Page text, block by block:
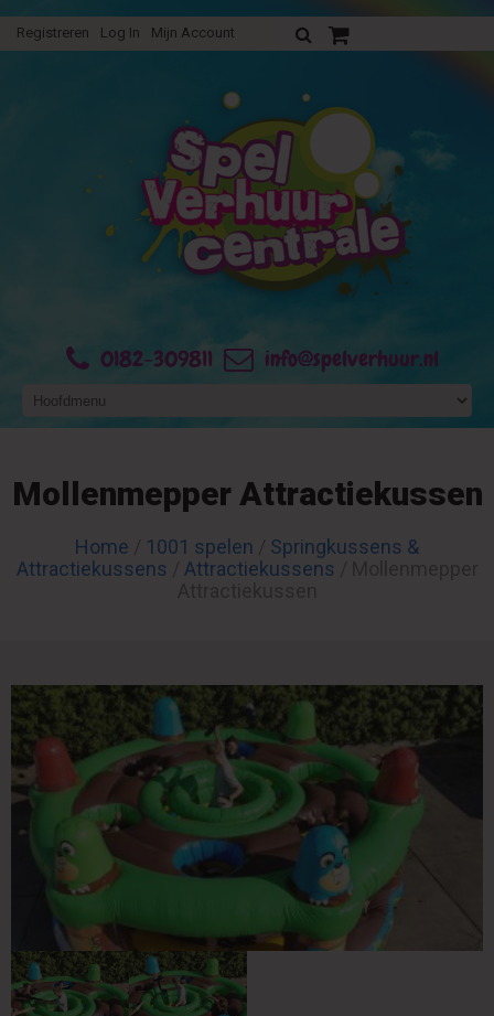
Registreren Log In Mijn Account
0182-309811 info@spelverhuur.nl
Mollenmepper Attractiekussen
Home 1001 spelen
Springkussens &
Attractiekussens
Attractiekussens